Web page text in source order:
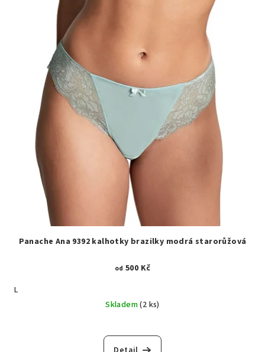
Panache Ana 9392 kalhotky brazilky modrá starorůžová
od 500 Kč
L
Skladem(2 ks)